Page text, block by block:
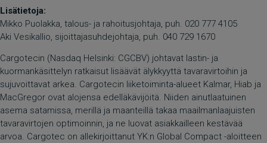
Lisätietoja:
Mikko Puolakka, talous- ja rahoitusjohtaja, puh. 020 777 4105
Aki Vesikallio, sijoittajasuhdejohtaja, puh. 040 729 1670
Cargotecin (Nasdaq Helsinki: CGCBV) johtavat lastin- ja
kuormankäsittelyn ratkaisut lisäävät älykkyyttä tavaravirtoihin ja
sujuvoittavat arkea. Cargotecin liiketoiminta-alueet Kalmar, Hiab ja
MacGregor ovat alojensa edelläkävijöitä. Niiden ainutlaatuinen
asema satamissa, merillä ja maanteillä takaa maailmanlaajuisten
tavaravirtojen optimoinnin, ja ne luovat asiakkailleen kestävää
arvoa. Cargotec on allekirjoittanut YK:n Global Compact -aloitteen